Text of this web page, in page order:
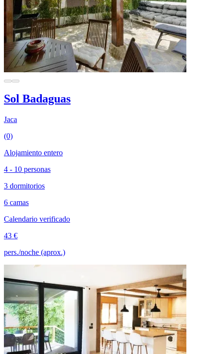
Sol Badaguas
Jaca
(0)
Alojamiento entero
4 - 10 personas
3 dormitorios
6 camas
Calendario verificado
43 €
pers./noche (aprox.)